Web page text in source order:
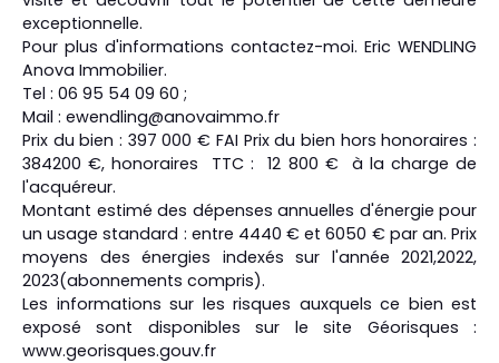
exceptionnelle.
Pour plus d'informations contactez-moi. Eric WENDLING
Anova Immobilier.
Tel : 06 95 54 09 60 ;
Mail : ewendling@anovaimmo.fr
Prix du bien : 397 000 € FAI Prix du bien hors honoraires :
384200 €, honoraires TTC : 12 800 € à la charge de
l'acquéreur.
Montant estimé des dépenses annuelles d'énergie pour
un usage standard : entre 4440 € et 6050 € par an. Prix
moyens des énergies indexés sur l'année 2021,2022,
2023(abonnements compris).
Les informations sur les risques auxquels ce bien est
exposé sont disponibles sur le site Géorisques :
www.georisques.gouv.fr